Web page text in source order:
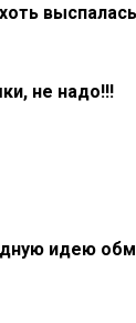
не надо!!!
идею